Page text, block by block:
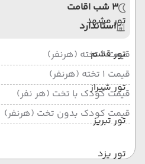
تور مشهد
تور قشم
تور شیراز
تور تبریز
تور یزد
3 شب اقامت
استاندارد
قیمت 2 تخته (هرنفر)
قیمت 1 تخته (هرنفر)
قیمت کودک با تخت (هر نفر)
قیمت کودک بدون تخت (هرنفر)